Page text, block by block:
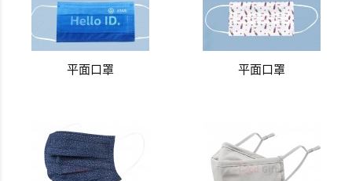
平面口罩 平面口罩